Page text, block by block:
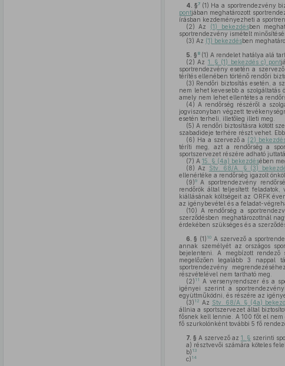
4. §7 (1) Ha a sportrendezvény
pontjában meghatározott
írásban kezdeményezheti a
(2) Az (1) bekezdésben
sportrendezvény ismételt
(3) Az (1) bekezdésben
5. § 8 (1) A rendelet hatálya alá
(2) Az 1. § (1) bekezdés c) pont
sportrendezvény esetén a
térítés ellenében történő rendőri
(3) Rendőri biztosítás esetén, a
nem lehet kevesebb a szolgáltatás
amely nem lehet ellentétes a
(4) A rendőrség részéről a
jogviszonyban végzett
esetén terheli, illetőleg illeti meg.
(5) A rendőri biztosításra kötött
szabadideje terhére részt vehet.
(6) Ha a szervező a (2)
téríti meg, azt a rendőrség a
sportszervezet részére adható
(7) A 15. § (4a) bekezdésében
(8) Az Stv. 68/A. § (3)
ellenértéke a rendőrség igazolt
(9)9A sportrendezvény
rendőrök által teljesített feladatok,
kiállásának költségeit az ORFK
az igénybevétel és a feladat-
(10) A rendőrség a
szerződésben meghatározottnál
érdekében szükséges és a
6. § (1) 10A szervező a
annak személyét az országos
bejelenteni. A megbízott rendező
megelőzően legalább 3 nappal
sportrendezvény
részvételével nem tartható meg.
(2) 11
A versenyrendszer és a
igényei szerint a
együttműködni, és részére az
(3) 12 Az Stv. 68/A. § (4a)
állnia a sportszervezet által
fősnek kell lennie. A 100 főt el nem
fő szurkolónként további 5 fő
7. § A szervező az 1. § szerinti
a) résztvevői számára köteles
b) 13
c) 14